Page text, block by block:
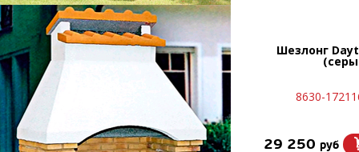
Шезлонг
8630-
29 250 руб